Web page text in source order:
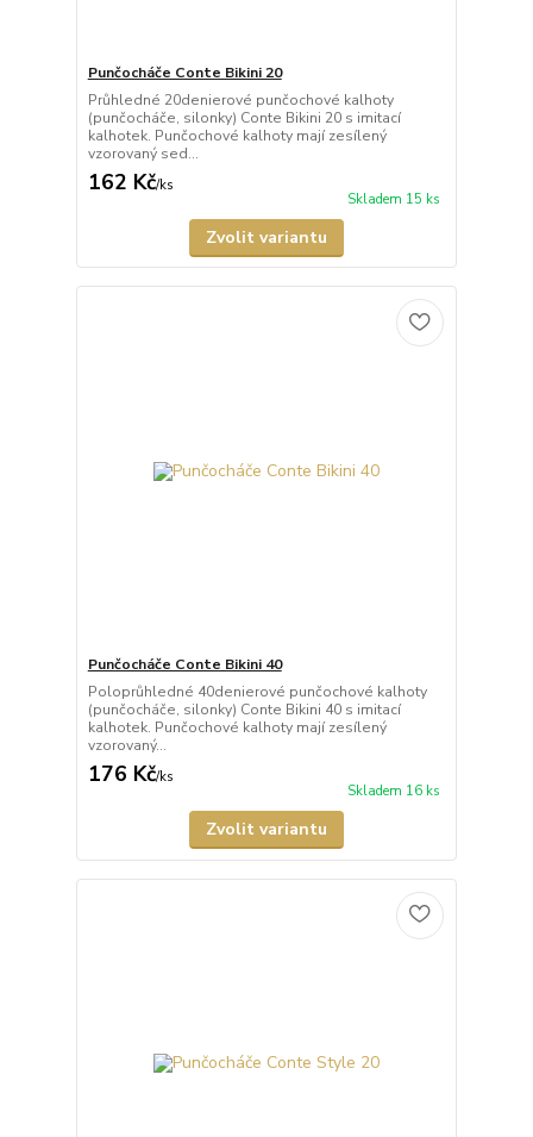
Punčocháče Conte Bikini 20
Průhledné 20denierové punčochové kalhoty
(punčocháče, silonky) Conte Bikini 20 s imitací
kalhotek. Punčochové kalhoty mají zesílený
vzorovaný sed...
162 Kč/ks
Skladem 15 ks
Zvolit variantu
Punčocháče Conte Bikini 40
Poloprůhledné 40denierové punčochové kalhoty
(punčocháče, silonky) Conte Bikini 40 s imitací
kalhotek. Punčochové kalhoty mají zesílený
vzorovaný...
176 Kč/ks
Skladem 16 ks
Zvolit variantu